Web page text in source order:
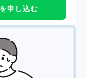
申し込む